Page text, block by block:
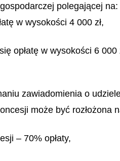
polegającej na:
w wysokości 4 000 zł,
opłatę w wysokości 6 000
zawiadomienia o
może być
– 70% opłaty,